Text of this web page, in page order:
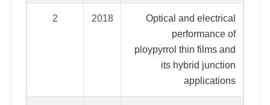
Optical and electrical
performance of
ploypyrrol thin films and
its hybrid junction
applications
2018
2